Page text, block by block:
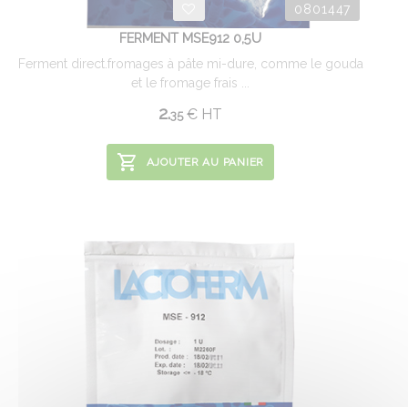
0801447
FERMENT MSE912 0,5U
Ferment direct.fromages à pâte mi-dure, comme le gouda
et le fromage frais ...
2.35 € HT
AJOUTER AU PANIER